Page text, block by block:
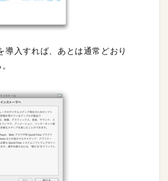
導入すれば、あとは通常どおり